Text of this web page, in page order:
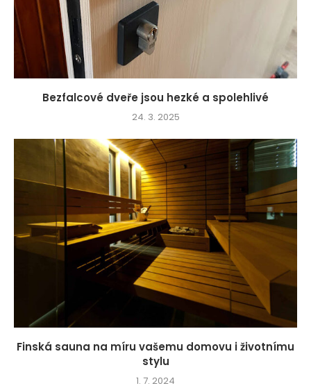
Bezfalcové dveře jsou hezké a spolehlivé
24. 3. 2025
Finská sauna na míru vašemu domovu i životnímu
stylu
1. 7. 2024